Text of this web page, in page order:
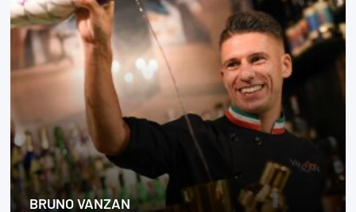
BRUNO VANZAN